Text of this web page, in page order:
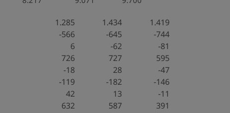
1.285 1.434
1.419
-566 -645
-744
6 -62
-81
726 727
595
-18 28
-47
-119 -182
-146
42 13
-11
632 587
391